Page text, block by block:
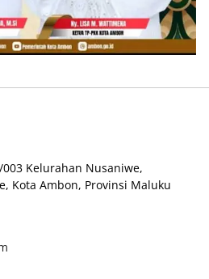
003 Kelurahan Nusaniwe,
Kota Ambon, Provinsi Maluku